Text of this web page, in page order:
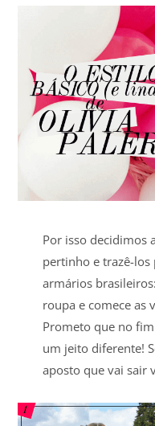
Por isso decidimos
pertinho e trazê-los
armários
roupa e comece as
Prometo que no
um jeito diferente!
aposto que vai sair